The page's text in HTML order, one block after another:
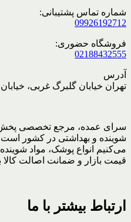
شماره تماس پشتیبانی:
09926192712
فروشگاه حضوری:
02188432555
آدرس
تهران خیابان گلبرگ غربی،
سرای عمده، مرجع تخصصی
شوینده و بهداشتی در کشور
می‌کنیم انواع پوشک، مواد شوینده
قیمت بازار و ضمانت اصالت
ارتباط بیشتر با ما